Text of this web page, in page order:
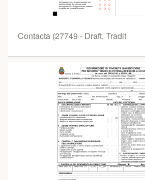
Contacta (27749 - Draft, Tradit